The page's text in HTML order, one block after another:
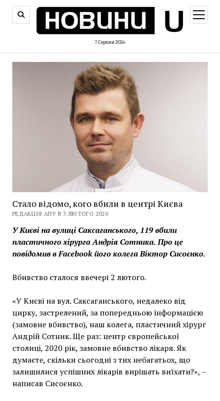
7 Серпня 2026
меню
Стало відомо, кого вбили в центрі Києва
РЕДАКЦІЯ АПУ В 3 ЛЮТОГО 2020
У Києві на вулиці Саксаганського, 119 вбили
пластичного хірурга Андрія Сотника. Про це
повідомив в Facebook його колега Віктор Сисоєнко.
Вбивство сталося ввечері 2 лютого.
«У Києві на вул. Саксаганського, недалеко від
цирку, застрелений, за попередньою інформацією
(замовне вбивство), наш колега, пластичний хірург
Андрій Сотник. Ще раз: центр європейської
столиці, 2020 рік, замовне вбивство лікаря. Як
думаєте, скільки сьогодні з тих небагатьох, що
залишилися успішних лікарів вирішать виїхати?», –
написав Сисоєнко.